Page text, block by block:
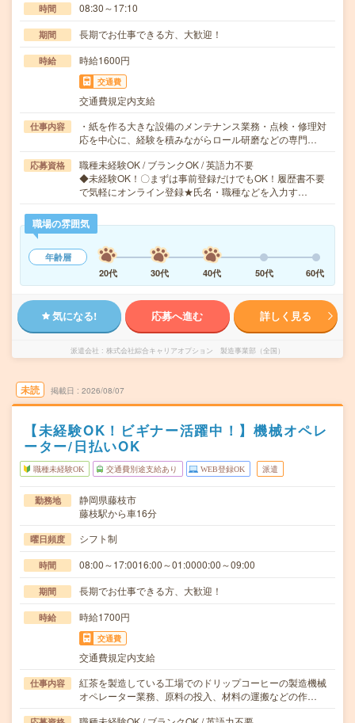
時間 08:30～17:10
期間 長期でお仕事できる方、大歓迎！
時給 時給1600円
交通費
交通費規定内支給
仕事内容
・紙を作る大きな設備のメンテナンス業務・点検・修理対
応を中心に、経験を積みながらロール研磨などの専門…
応募資格
職種未経験OK / ブランクOK / 英語力不要
◆未経験OK！〇まずは事前登録だけでもOK！履歴書不要
で気軽にオンライン登録★氏名・職種などを入力す…
職場の雰囲気
年齢層
20代
30代 40代 50代 60代
気になる! 応募へ進む 詳しく見る
派遣会社 株式会社綜合キャリアオプション 製造事業部（全国）
未読 掲載日 2026/08/07
【未経験OK！ビギナー活躍中！】機械オペレ
ーター/日払いOK
職種未経験OK 交通費別途支給あり WEB登録OK 派遣
勤務地
静岡県藤枝市
藤枝駅から車16分
曜日頻度 シフト制
時間 08:00～17:0016:00～01:0000:00～09:00
期間 長期でお仕事できる方、大歓迎！
時給 時給1700円
交通費
交通費規定内支給
仕事内容
紅茶を製造している工場でのドリップコーヒーの製造機械
オペレーター業務、原料の投入、材料の運搬などの作…